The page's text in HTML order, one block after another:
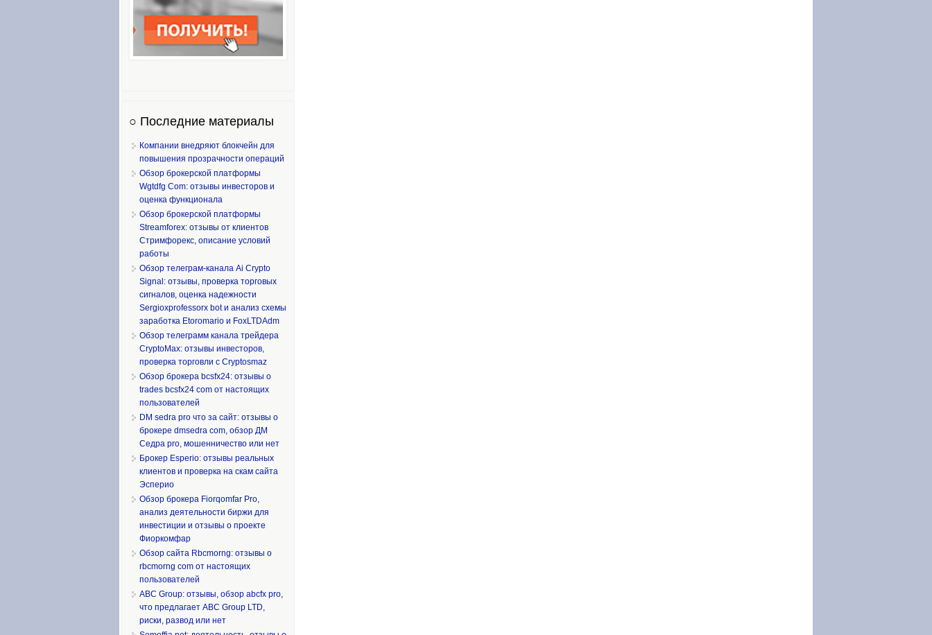
○ Последние материалы
Компании внедряют блокчейн для
повышения прозрачности операций
Обзор брокерской платформы
Wgtdfg Com: отзывы инвесторов и
оценка функционала
Обзор брокерской платформы
Streamforex: отзывы от клиентов
Стримфорекс, описание условий
работы
Обзор телеграм-канала Ai Crypto
Signal: отзывы, проверка торговых
сигналов, оценка надежности
Sergioxprofessorx bot и анализ схемы
заработка Etoromario и FoxLTDAdm
Обзор телеграмм канала трейдера
CryptoMax: отзывы инвесторов,
проверка торговли с Cryptosmaz
Обзор брокера bcsfx24: отзывы о
trades bcsfx24 com от настоящих
пользователей
DM sedra pro что за сайт: отзывы о
брокере dmsedra com, обзор ДМ
Седра pro, мошенничество или нет
Брокер Esperio: отзывы реальных
клиентов и проверка на скам сайта
Эсперио
Обзор брокера Fiorqomfar Pro,
анализ деятельности биржи для
инвестиции и отзывы о проекте
Фиоркомфар
Обзор сайта Rbcmorng: отзывы о
rbcmorng com от настоящих
пользователей
ABC Group: отзывы, обзор abcfx pro,
что предлагает ABC Group LTD,
риски, развод или нет